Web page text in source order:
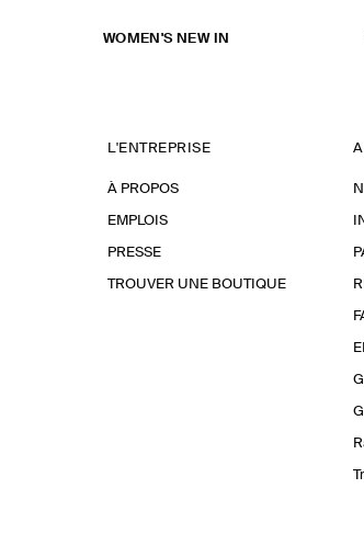
WOMEN'S NEW IN
L'ENTREPRISE
À PROPOS
EMPLOIS
PRESSE
TROUVER UNE BOUTIQUE